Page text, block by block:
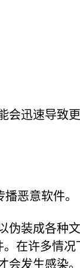
会迅速导致
恶意软件。
伪装成各种
在许多情况
发生感染。